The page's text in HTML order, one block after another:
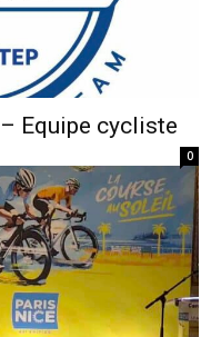
Equipe cycliste
0